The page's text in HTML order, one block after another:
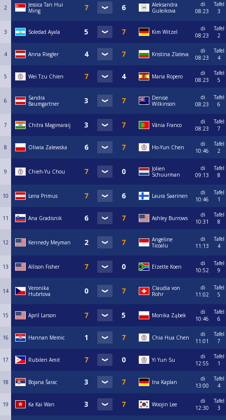
2
Jessica Tan Hui
Ming
Aleksandra
Guleikova
di
08:23
Tafel
3
3 Soledad Ayala Kim Witzel
di
08:23
Tafel
2
4 Anna Riegler Kristina Zlateva
di
08:23
Tafel
4
5 Wei Tzu Chien Maria Ropero
di
08:23
Tafel
5
6
Sandra
Baumgartner
Denise
Wilkinson
di
08:23
Tafel
6
7 Chitra Magimaraij Vânia Franco
di
08:23
Tafel
7
8 Oliwia Zalewska Ho-Yun Chen
di
10:46
Tafel
2
9 Chieh-Yu Chou
Jolien
Schuurman
di
09:13
Tafel
8
10 Lena Primus Laura Saarinen
di
10:46
Tafel
1
11 Ana Gradisnik Ashley Burrows
di
10:31
Tafel
8
12 Kennedy Meyman
Angeline
Ticoalu
di
11:13
Tafel
4
13 Allison Fisher Elzette Koen
di
10:52
Tafel
9
14
Veronika
Hubrtova
Claudia von
Rohr
di
11:02
Tafel
5
15 April Larson Monika Ząbek
di
10:46
Tafel
6
16 Hannan Memic Chia Hua Chen
di
11:01
Tafel
7
17 Rubilen Amit Yi Yun Su
di
12:55
Tafel
1
18 Bojana Šarac Ina Kaplan
di
13:00
Tafel
4
19 Ka Kai Wan Woojin Lee
di
12:30
Tafel
3